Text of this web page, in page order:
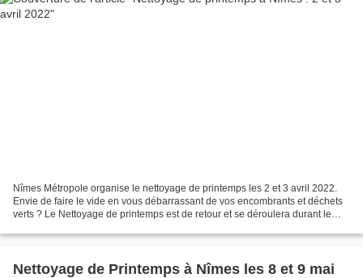
Nîmes Métropole organise le nettoyage de printemps les 2 et 3 avril 2022.
Envie de faire le vide en vous débarrassant de vos encombrants et déchets
verts ? Le Nettoyage de printemps est de retour et se déroulera durant le
Nettoyage de Printemps à Nîmes les 8 et 9 mai